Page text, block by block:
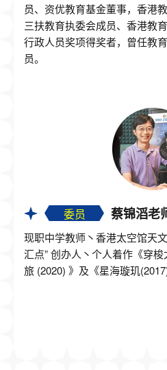
员、资优教育基金董事，香港
三扶教育执委会成员、香港教
行政人员奖项得奖者，曾任教
员。
委员 蔡锦滔老
现职中学教师丶香港太空馆天
汇点” 创办人丶个人着作《穿
旅 (2020) 》及《星海璇玑(2017)